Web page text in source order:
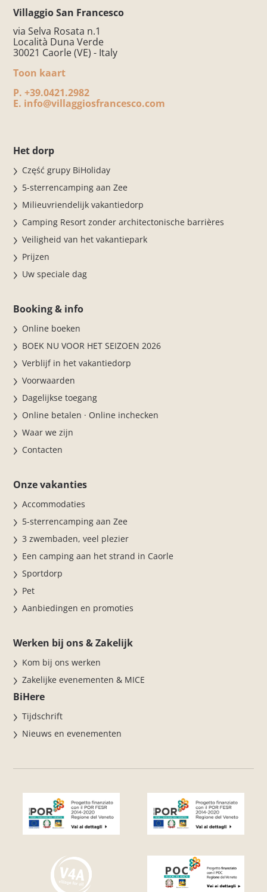
Villaggio San Francesco
via Selva Rosata n.1
Località Duna Verde
30021 Caorle (VE) - Italy
Toon kaart
P. +39.0421.2982
E. info@villaggiosfrancesco.com
Het dorp
Część grupy BiHoliday
5-sterrencamping aan Zee
Milieuvriendelijk vakantiedorp
Camping Resort zonder architectonische barrières
Veiligheid van het vakantiepark
Prijzen
Uw speciale dag
Booking & info
Online boeken
BOEK NU VOOR HET SEIZOEN 2026
Verblijf in het vakantiedorp
Voorwaarden
Dagelijkse toegang
Online betalen · Online inchecken
Waar we zijn
Contacten
Onze vakanties
Accommodaties
5-sterrencamping aan Zee
3 zwembaden, veel plezier
Een camping aan het strand in Caorle
Sportdorp
Pet
Aanbiedingen en promoties
Werken bij ons & Zakelijk
Kom bij ons werken
Zakelijke evenementen & MICE
BiHere
Tijdschrift
Nieuws en evenementen